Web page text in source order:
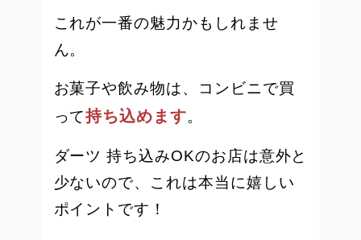
これが一番の魅力かもしれませ
ん。
お菓子や飲み物は、コンビニで買
って持ち込めます。
ダーツ 持ち込みOKのお店は意外と
少ないので、これは本当に嬉しい
ポイントです！